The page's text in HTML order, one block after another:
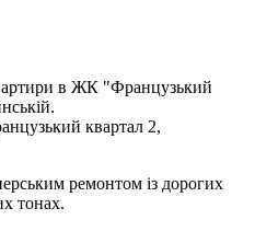
в ЖК "Французький
квартал 2,
ремонтом із дорогих
тонах.